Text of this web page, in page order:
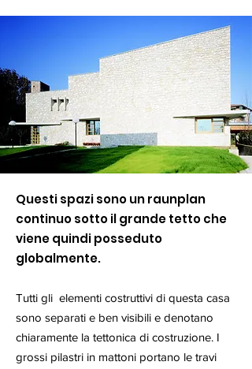
Questi spazi sono un raunplan
continuo sotto il grande tetto che
viene quindi posseduto
globalmente.
Tutti gli elementi costruttivi di questa casa
sono separati e ben visibili e denotano
chiaramente la tettonica di costruzione. I
grossi pilastri in mattoni portano le travi